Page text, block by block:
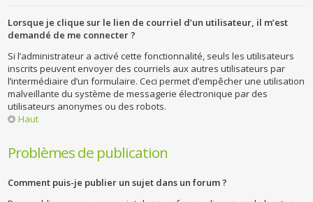
Lorsque je clique sur le lien de courriel d’un utilisateur, il m’est
demandé de me connecter ?
Si l’administrateur a activé cette fonctionnalité, seuls les utilisateurs
inscrits peuvent envoyer des courriels aux autres utilisateurs par
l’intermédiaire d’un formulaire. Ceci permet d’empêcher une utilisation
malveillante du système de messagerie électronique par des
utilisateurs anonymes ou des robots.
Haut
Problèmes de publication
Comment puis-je publier un sujet dans un forum ?